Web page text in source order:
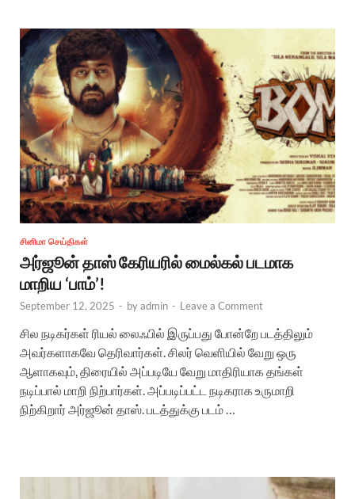
சினிமா செய்திகள்
அர்ஜூன் தாஸ் கேரியரில் மைல்கல் படமாக
மாறிய ‘பாம்’!
September 12, 2025 - byadmin - Leave a Comment
சில நடிகர்கள் ரியல் லைஃபில் இருப்பது போன்றே படத்திலும்
அவர்களாகவே தெரிவார்கள். சிலர் வெளியில் வேறு ஒரு
ஆளாகவும், திரையில் அப்படியே வேறு மாதிரியாக தங்கள்
நடிப்பால் மாறி நிற்பார்கள். அப்படிப்பட்ட நடிகராக உருமாறி
நிற்கிறார் அர்ஜூன் தாஸ். படத்துக்கு படம் …